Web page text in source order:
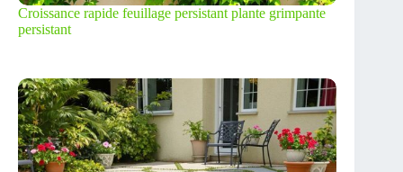
Croissance rapide feuillage persistant plante grimpante
persistant